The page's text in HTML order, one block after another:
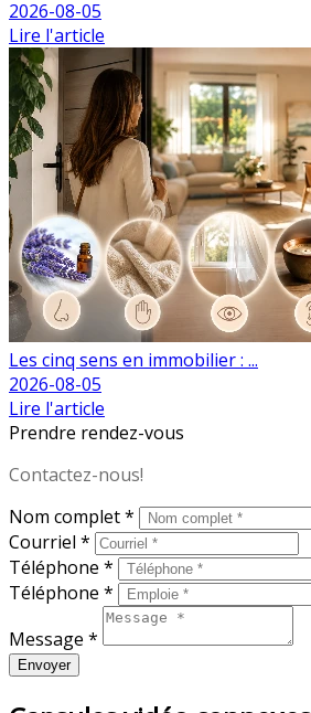
2026-08-05
Lire l'article
Les cinq sens en immobilier : ...
2026-08-05
Lire l'article
Prendre rendez-vous
Contactez-nous!
Nom complet *
Courriel *
Téléphone *
Téléphone *
Message *
Envoyer